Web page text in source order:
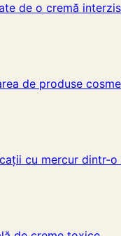
de o cremă
de produse
cu mercur dintr-